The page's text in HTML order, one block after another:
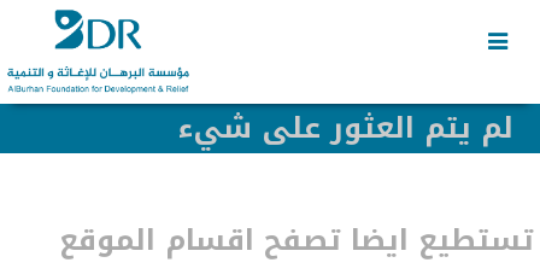
content
لم يتم العثور على شيء
تستطيع ايضا تصفح اقسام الموقع